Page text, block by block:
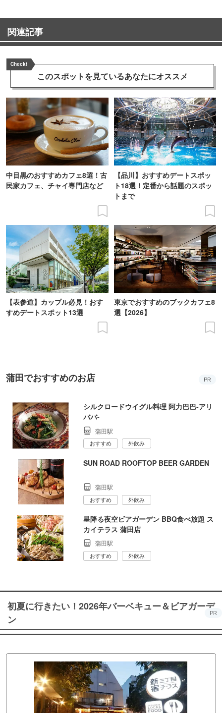
関連記事
Check!
このスポットを見ているあなたにオススメ
中目黒のおすすめカフェ8選！古
民家カフェ、チャイ専門店など
【品川】おすすめデートスポッ
ト18選！定番から話題のスポッ
トまで
【表参道】カップル必見！おす
すめデートスポット13選
東京でおすすめのブックカフェ8
選【2026】
蒲田でおすすめのお店 PR
シルクロードウイグル料理 阿力巴巴‐アリ
ババ‐
蒲田駅
おすすめ 外飲み
SUN ROAD ROOFTOP BEER GARDEN
蒲田駅
おすすめ 外飲み
星降る夜空ビアガーデン BBQ食べ放題 ス
カイテラス 蒲田店
蒲田駅
おすすめ 外飲み
初夏に行きたい！2026年バーベキュー＆ビアガーデ
ン
PR